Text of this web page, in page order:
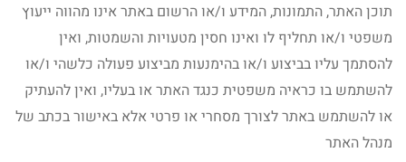
תוכן האתר, התמונות, המידע ו/או הרשום באתר אינו מהווה ייעוץ
משפטי ו/או תחליף לו ואינו חסין מטעויות והשמטות, ואין
להסתמך עליו בביצוע ו/או בהימנעות מביצוע פעולה כלשהי ו/או
להשתמש בו כראיה משפטית כנגד האתר או בעליו, ואין להעתיק
או להשתמש באתר לצורך מסחרי או פרטי אלא באישור בכתב של
מנהל האתר